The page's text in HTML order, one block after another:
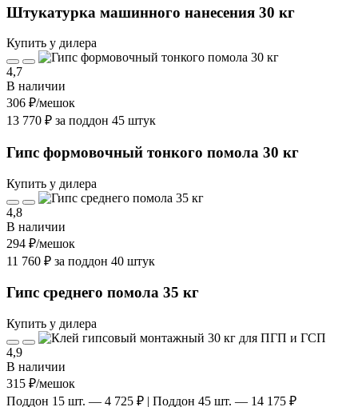
Штукатурка машинного нанесения 30 кг
Купить у дилера
4,7
В наличии
306 ₽/мешок
13 770 ₽ за поддон 45 штук
Гипс формовочный тонкого помола 30 кг
Купить у дилера
4,8
В наличии
294 ₽/мешок
11 760 ₽ за поддон 40 штук
Гипс среднего помола 35 кг
Купить у дилера
4,9
В наличии
315 ₽/мешок
Поддон 15 шт. — 4 725 ₽ | Поддон 45 шт. — 14 175 ₽